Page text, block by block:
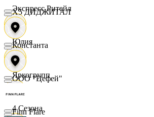
Экспресс Ритейл
Юлия
Яркогрупп
4 Сезона
X5 ДИДЖИТАЛ
Константа
ООО "Цефей"
Finn Flare